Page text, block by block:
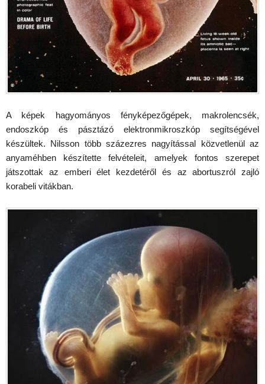
A képek hagyományos fényképezőgépek, makrolencsék,
endoszkóp és pásztázó elektronmikroszkóp segítségével
készültek. Nilsson több százezres nagyítással közvetlenül az
anyaméhben készítette felvételeit, amelyek fontos szerepet
játszottak az emberi élet kezdetéről és az abortuszról zajló
korabeli vitákban.